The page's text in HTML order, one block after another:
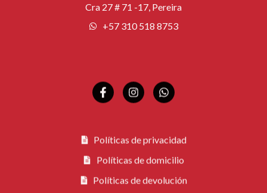
Cra 27 # 71 -17, Pereira
+57 310 518 8753
Políticas de privacidad
Políticas de domicilio
Políticas de devolución